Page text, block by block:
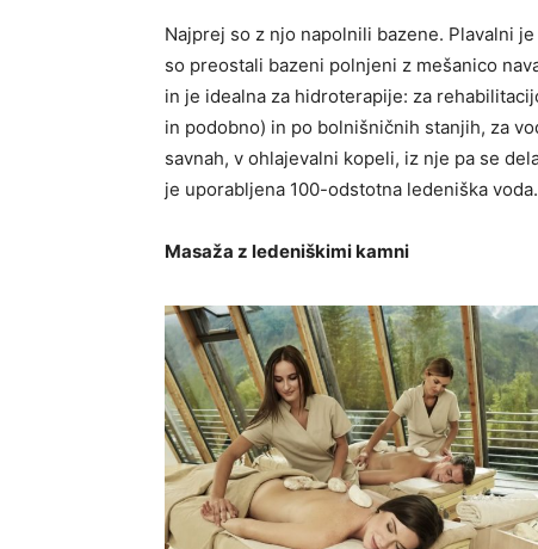
Najprej so z njo napolnili bazene. Plavalni
so preostali bazeni polnjeni z mešanico
in je idealna za hidroterapije: za
in podobno) in po bolnišničnih stanjih, za
savnah, v ohlajevalni kopeli, iz nje pa se
je uporabljena 100-odstotna ledeniška voda.
Masaža z ledeniškimi kamni